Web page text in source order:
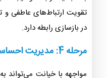
تقویت ارتباط‌های عاطفی و
در بازسازی رابطه دارد.
مرحله 4: مدیریت احساست
مواجهه با خیانت می‌تواند